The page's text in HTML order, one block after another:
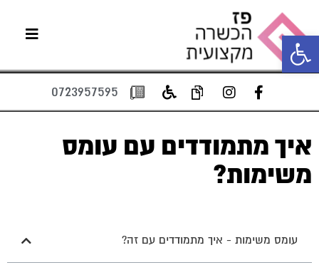
פתח סרגל נגישות
0723957595
איך מתמודדים עם עומס
משימות?
עומס משימות - איך מתמודדים עם זה?